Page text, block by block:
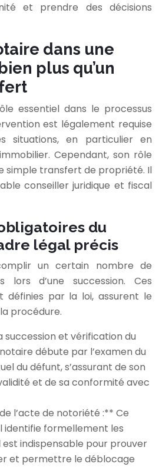
et prendre des décisions
dans une
plus qu’un
essentiel dans le processus
est légalement requise
situations, en particulier en
Cependant, son rôle
simple transfert de propriété. Il
conseiller juridique et fiscal
du
légal précis
un certain nombre de
lors d’une succession. Ces
définies par la loi, assurent le
procédure.
succession et vérification du
débute par l’examen du
du défunt, s’assurant de son
et de sa conformité avec
l’acte de notoriété :** Ce
identifie formellement les
est indispensable pour prouver
et permettre le déblocage